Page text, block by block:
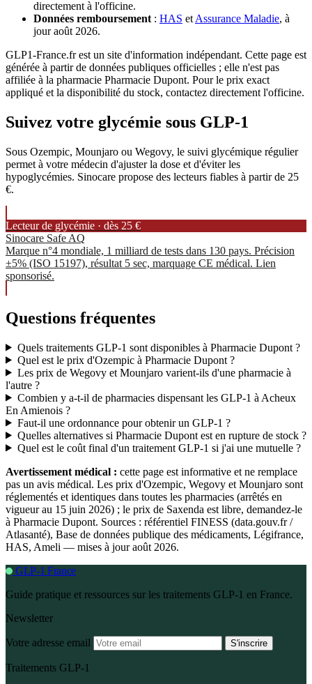
directement à l'officine.
Données remboursement : HAS et Assurance Maladie, à
jour août 2026.
GLP1-France.fr est un site d'information indépendant. Cette page est
générée à partir de données publiques officielles ; elle n'est pas
affiliée à la pharmacie Pharmacie Dupont. Pour le prix exact
appliqué et la disponibilité du stock, contactez directement l'officine.
Suivez votre glycémie sous GLP-1
Sous Ozempic, Mounjaro ou Wegovy, le suivi glycémique régulier
permet à votre médecin d'ajuster la dose et d'éviter les
hypoglycémies. Sinocare propose des lecteurs fiables à partir de 25
€.
Lecteur de glycémie · dès 25 €
Sinocare Safe AQ
Marque n°4 mondiale, 1 milliard de tests dans 130 pays. Précision
±5% (ISO 15197), résultat 5 sec, marquage CE médical. Lien
sponsorisé.
Questions fréquentes
Quels traitements GLP-1 sont disponibles à Pharmacie Dupont ?
Quel est le prix d'Ozempic à Pharmacie Dupont ?
Les prix de Wegovy et Mounjaro varient-ils d'une pharmacie à
l'autre ?
Combien y a-t-il de pharmacies dispensant les GLP-1 à Acheux
En Amienois ?
Faut-il une ordonnance pour obtenir un GLP-1 ?
Quelles alternatives si Pharmacie Dupont est en rupture de stock ?
Quel est le coût final d'un traitement GLP-1 si j'ai une mutuelle ?
Avertissement médical : cette page est informative et ne remplace
pas un avis médical. Les prix d'Ozempic, Wegovy et Mounjaro sont
réglementés et identiques dans toutes les pharmacies (arrêtés en
vigueur au 15 juin 2026) ; le prix de Saxenda est libre, demandez-le
à Pharmacie Dupont. Sources : référentiel FINESS (data.gouv.fr /
Atlasanté), Base de données publique des médicaments, Légifrance,
HAS, Ameli — mises à jour août 2026.
GLP-1 France
Guide pratique et ressources sur les traitements GLP-1 en France.
Newsletter
Votre adresse email S'inscrire
Traitements GLP-1